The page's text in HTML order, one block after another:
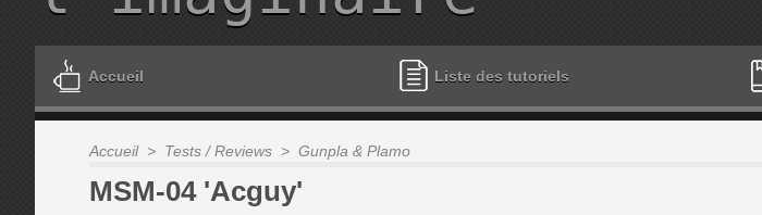
Accueil Liste des tutoriels
Accueil > Tests / Reviews > Gunpla & Plamo
MSM-04 'Acguy'